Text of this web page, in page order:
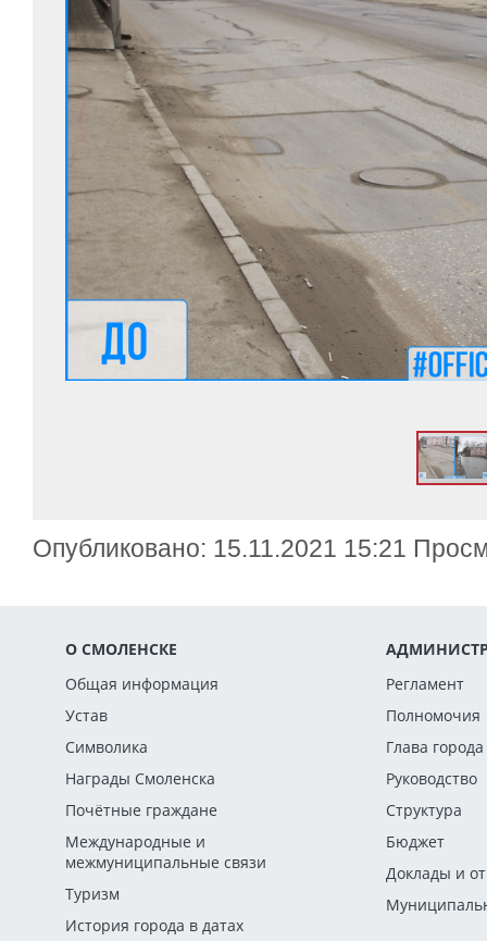
Опубликовано: 15.11.2021 15:21
О СМОЛЕНСКЕ
Общая информация
Устав
Символика
Награды Смоленска
Почётные граждане
Международные и
межмуниципальные связи
Туризм
История города в датах
Регламент
Полномочия
Глава города
Руководство
Структура
Бюджет
Доклады и